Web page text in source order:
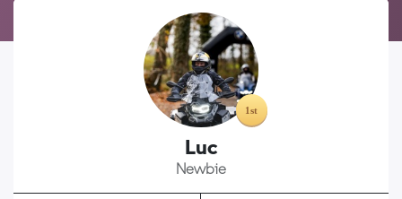
Luc
Newbie